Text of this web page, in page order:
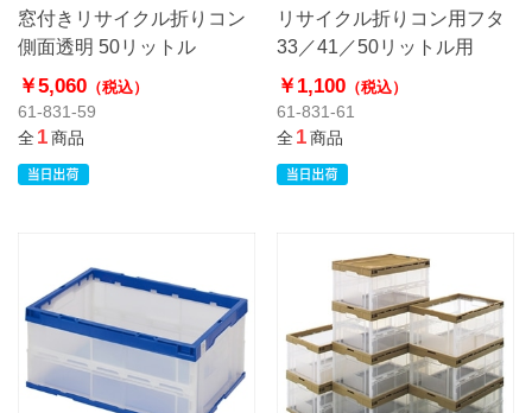
窓付きリサイクル折りコン
側面透明 50リットル
￥5,060 （税込）
61-831-59
全1商品
リサイクル折りコン用フタ
33／41／50リットル用
￥1,100（税込）
61-831-61
全1商品